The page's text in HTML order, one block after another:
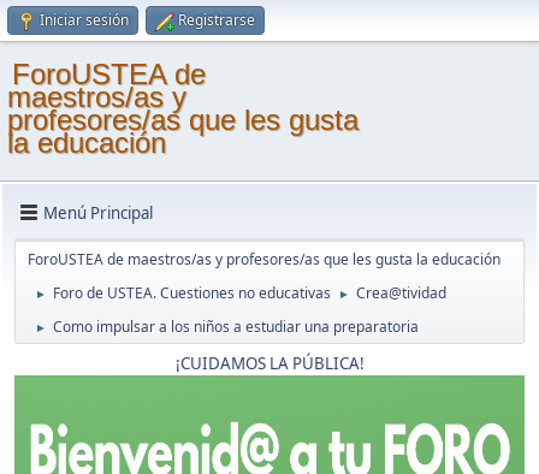
Iniciar sesión Registrarse
ForoUSTEA de
maestros/as y
profesores/as que les gusta
la educación
Menú Principal
ForoUSTEA de maestros/as y profesores/as que les gusta la educación
► Foro de USTEA. Cuestiones no educativas ► Crea@tividad
► Como impulsar a los niños a estudiar una preparatoria
¡CUIDAMOS LA PÚBLICA!